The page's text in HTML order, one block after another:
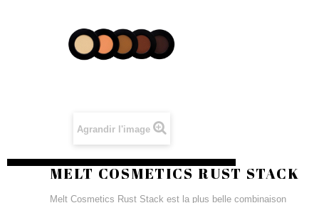
Agrandir l'image
MELT COSMETICS RUST STACK
Melt Cosmetics Rust Stack est la plus belle combinaison